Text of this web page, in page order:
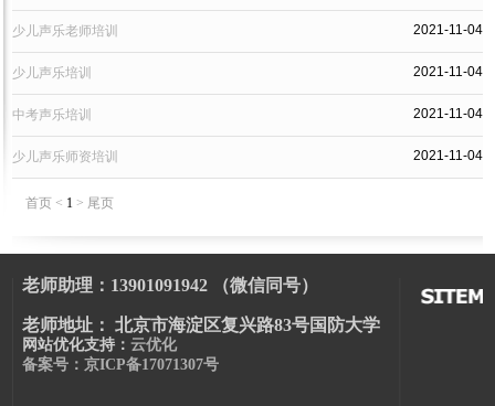
2021-11-04
少儿声乐老师培训
2021-11-04
少儿声乐培训
2021-11-04
中考声乐培训
2021-11-04
少儿声乐师资培训
首页 < 1 > 尾页
老师助理：13901091942 （微信同号）
老师地址： 北京市海淀区复兴路83号国防大学
网站优化支持： 云优化
备案号：京ICP备17071307号